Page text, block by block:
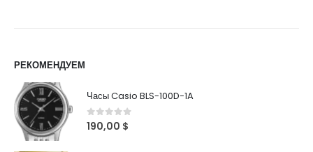
РЕКОМЕНДУЕМ
Часы Casio BLS-100D-1A
0out of 5
190,00 $